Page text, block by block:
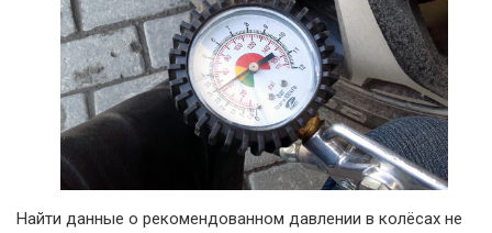
Найти данные о рекомендованном давлении в колёсах не